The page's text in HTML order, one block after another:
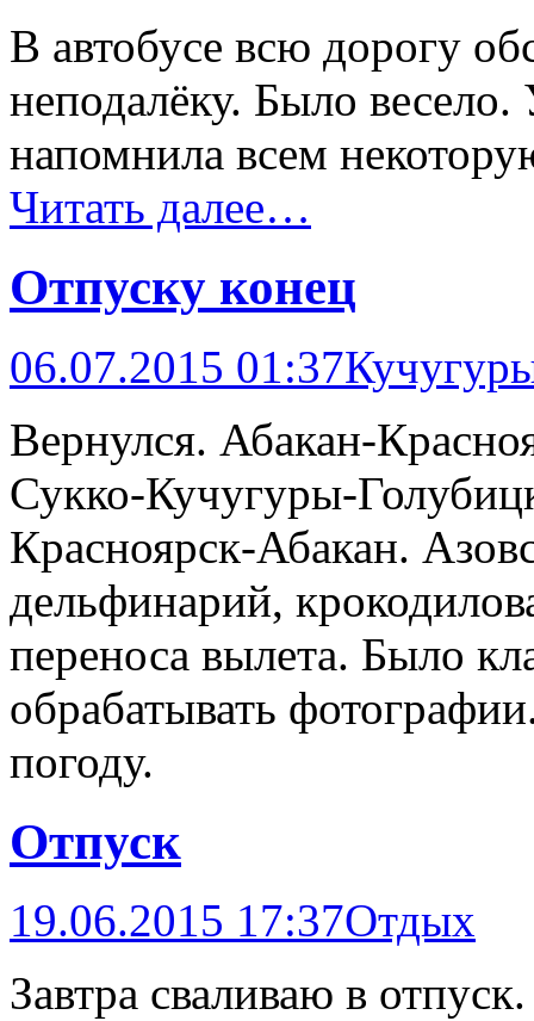
В автобусе всю дорогу
неподалёку. Было
напомнила всем
Читать далее…
Отпуску конец
06.07.2015 01:37
Вернулся. Абакан-
Сукко-Кучугуры-
Красноярск-Абакан.
дельфинарий,
переноса вылета. Было
обрабатывать
погоду.
Отпуск
19.06.2015 17:37Отдых
Завтра сваливаю в